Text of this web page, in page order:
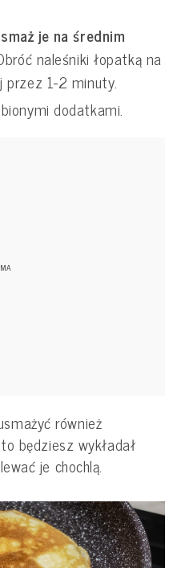
smaż je na średnim
naleśniki łopatką na
przez 1-2 minuty.
dodatkami.
również
będziesz wykładał
je chochlą.